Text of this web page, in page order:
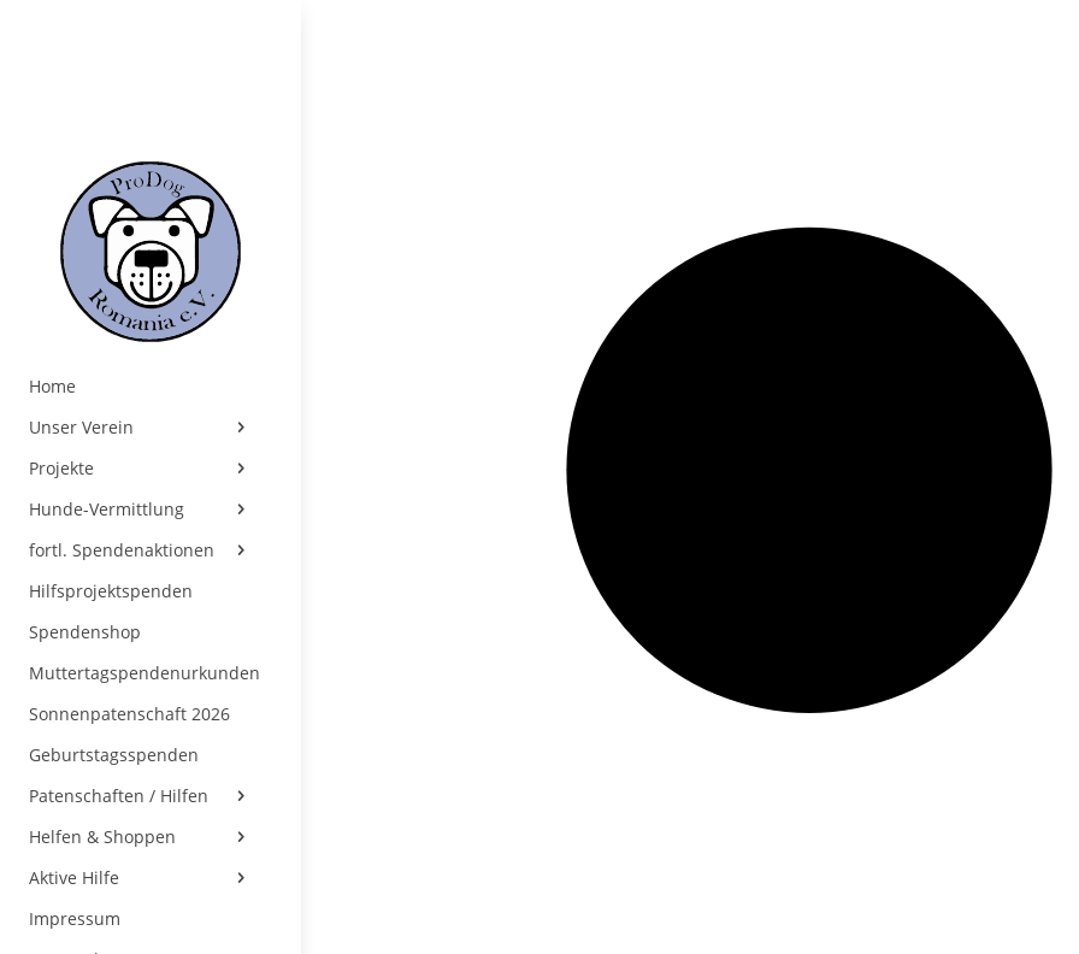
Home
Unser Verein
Projekte
Hunde-Vermittlung
fortl. Spendenaktionen
Hilfsprojektspenden
Spendenshop
Muttertagspendenurkunden
Sonnenpatenschaft 2026
Geburtstagsspenden
Patenschaften / Hilfen
Helfen & Shoppen
Aktive Hilfe
Impressum